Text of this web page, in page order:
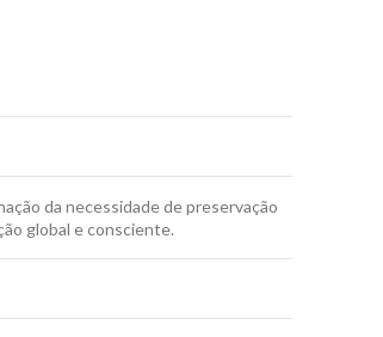
da necessidade de preservação
global e consciente.